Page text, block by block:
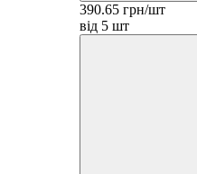
390.65 грн/шт
від 5 шт